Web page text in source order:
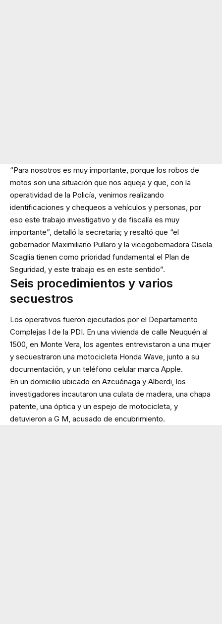
“Para nosotros es muy importante, porque los robos de
motos son una situación que nos aqueja y que, con la
operatividad de la Policía, venimos realizando
identificaciones y chequeos a vehículos y personas, por
eso este trabajo investigativo y de fiscalía es muy
importante”, detalló la secretaria; y resaltó que “el
gobernador Maximiliano Pullaro y la vicegobernadora Gisela
Scaglia tienen como prioridad fundamental el Plan de
Seguridad, y este trabajo es en este sentido”.
Seis procedimientos y varios
secuestros
Los operativos fueron ejecutados por el Departamento
Complejas I de la PDI. En una vivienda de calle Neuquén al
1500, en Monte Vera, los agentes entrevistaron a una mujer
y secuestraron una motocicleta Honda Wave, junto a su
documentación, y un teléfono celular marca Apple.
En un domicilio ubicado en Azcuénaga y Alberdi, los
investigadores incautaron una culata de madera, una chapa
patente, una óptica y un espejo de motocicleta, y
detuvieron a G M, acusado de encubrimiento.